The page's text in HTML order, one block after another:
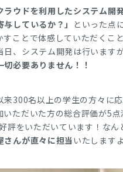
ラウドを利用したシステム開
しているか？」
といった点
すことで体感していただくこ
日、システム開発は行いますが
必要ありません！！
来300名以上の学生の方々に
いただいた方の総合評価が5点
評をいただいています！なん
さんが直々に担当いたします